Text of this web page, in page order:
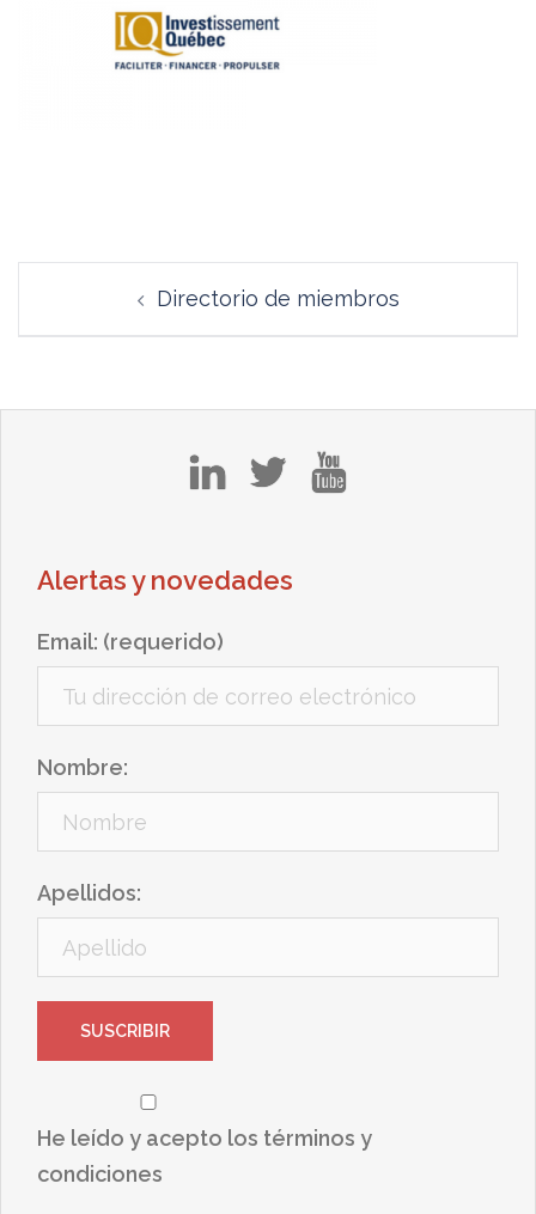
entradas
Directorio de miembros
Alertas y novedades
Email: (requerido)
Nombre:
Apellidos:
He leído y acepto los términos y
condiciones